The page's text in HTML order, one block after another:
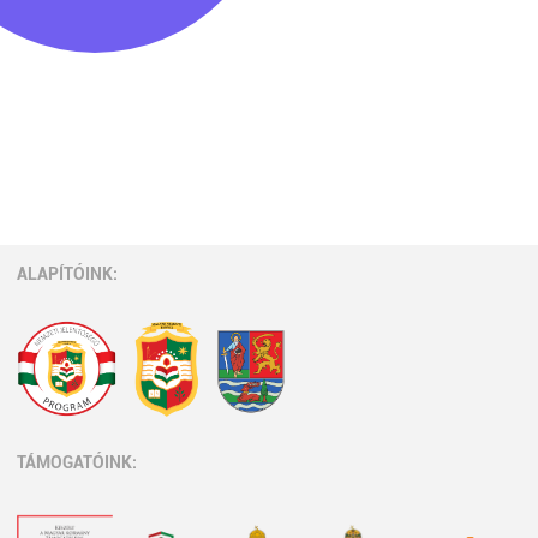
ALAPÍTÓINK:
TÁMOGATÓINK: